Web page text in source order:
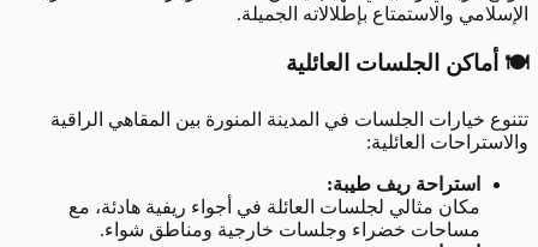
الإسلامي والاستمتاع بإطلالاته الجميلة.
🍽️ أماكن الجلسات العائلية
تتنوع خيارات الجلسات في المدينة المنورة بين المقاهي الراقية
والاستراحات العائلية:
استراحة ريف طيبة:
مكان مثالي لجلسات العائلة في أجواء ريفية هادئة، مع
مساحات خضراء وجلسات خارجية ومناطق شواء.